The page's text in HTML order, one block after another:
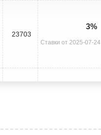
23703
3%
Ставки от 2025-07-24